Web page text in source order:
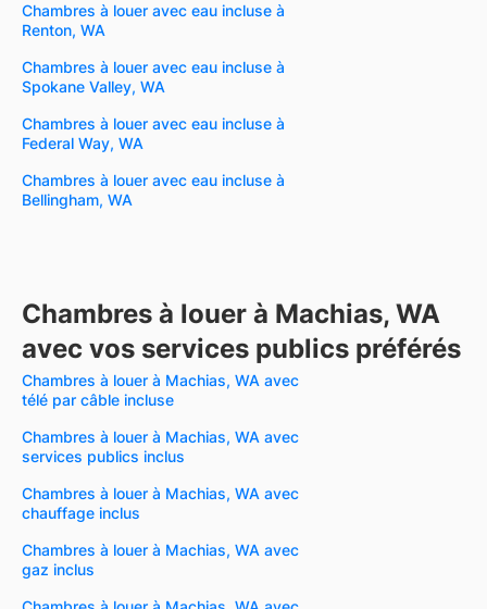
Chambres à louer avec eau incluse à
Renton, WA
Chambres à louer avec eau incluse à
Spokane Valley, WA
Chambres à louer avec eau incluse à
Federal Way, WA
Chambres à louer avec eau incluse à
Bellingham, WA
Chambres à louer à Machias, WA
avec vos services publics préférés
Chambres à louer à Machias, WA avec
télé par câble incluse
Chambres à louer à Machias, WA avec
services publics inclus
Chambres à louer à Machias, WA avec
chauffage inclus
Chambres à louer à Machias, WA avec
gaz inclus